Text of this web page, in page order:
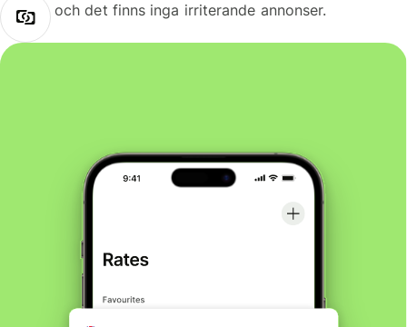
och det finns inga irriterande annonser.